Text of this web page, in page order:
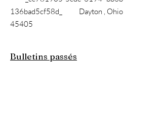
136bad5cf58d_ Dayton , Ohio
45405
Bulletins passés